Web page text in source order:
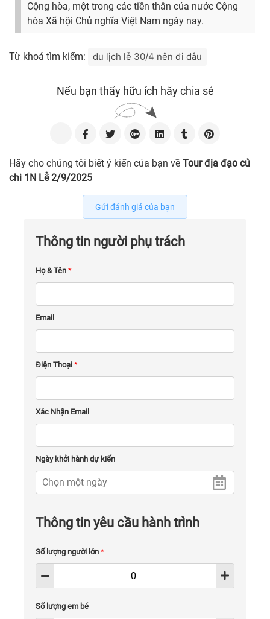
Cộng hòa, một trong các tiền thân của nước Cộng
hòa Xã hội Chủ nghĩa Việt Nam ngày nay.
Từ khoá tìm kiếm: du lịch lễ 30/4 nên đi đâu
Nếu bạn thấy hữu ích hãy chia sẻ
Hãy cho chúng tôi biết ý kiến của bạn về Tour địa đạo củ
chi 1N Lễ 2/9/2025
Gửi đánh giá của bạn
Thông tin người phụ trách
Họ & Tên *
Email
Điện Thoại *
Xác Nhận Email
Ngày khởi hành dự kiến
Thông tin yêu cầu hành trình
Số lượng người lớn *
Số lượng em bé